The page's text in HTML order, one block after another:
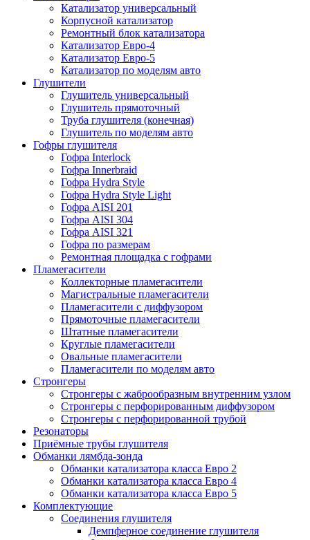
Катализатор универсальный
Корпусной катализатор
Ремонтный блок катализатора
Катализатор Евро-4
Катализатор Евро-5
Катализатор по моделям авто
Глушители
Глушитель универсальный
Глушитель прямоточный
Труба глушителя (конечная)
Глушитель по моделям авто
Гофры глушителя
Гофра Interlock
Гофра Innerbraid
Гофра Hydra Style
Гофра Hydra Style Light
Гофра AISI 201
Гофра AISI 304
Гофра AISI 321
Гофра по размерам
Ремонтная площадка с гофрами
Пламегасители
Коллекторные пламегасители
Магистральные пламегасители
Пламегасители с диффузором
Прямоточные пламегасители
Штатные пламегасители
Круглые пламегасители
Овальные пламегасители
Пламегасители по моделям авто
Стронгеры
Стронгеры с жаброобразным внутренним узлом
Стронгеры с перфорированным диффузором
Стронгеры с перфорированной трубой
Резонаторы
Приёмные трубы глушителя
Обманки лямбда-зонда
Обманки катализатора класса Евро 2
Обманки катализатора класса Евро 4
Обманки катализатора класса Евро 5
Комплектующие
Соединения глушителя
Демпферное соединение глушителя